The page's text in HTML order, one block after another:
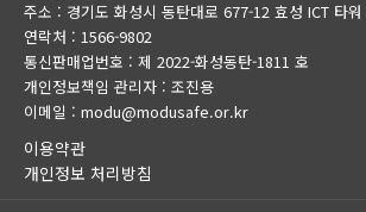
주소 : 경기도 화성시 동탄대로 677-12 효성 ICT 타
연락처 : 1566-9802
통신판매업번호 : 제 2022-화성동탄-1811 호
개인정보책임 관리자 : 조진용
이메일 : modu@modusafe.or.kr
이용약관
개인정보 처리방침